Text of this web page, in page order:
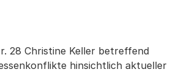
28 Christine Keller betreffend
hinsichtlich aktueller